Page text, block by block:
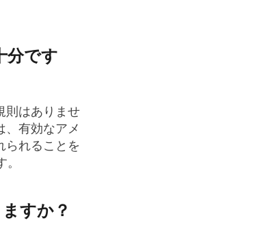
分です
則はありませ
、有効なアメ
られることを
すか？